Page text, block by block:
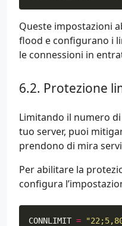
Queste impostazioni
flood e configurano i
le connessioni in
Protezione
Limitando il numero
tuo server, puoi
prendono di mira
Per abilitare la
configura
CONNLIMIT =